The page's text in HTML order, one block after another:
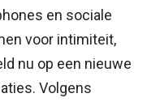
en sociale
voor intimiteit,
nu op een nieuwe
Volgens